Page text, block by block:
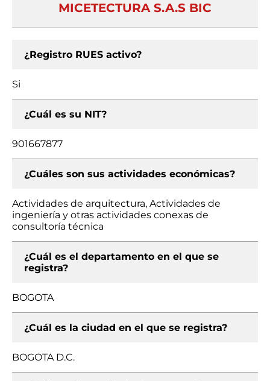
MICETECTURA S.A.S BIC
¿Registro RUES activo?
Si
¿Cuál es su NIT?
901667877
¿Cuáles son sus actividades económicas?
Actividades de arquitectura, Actividades de
ingeniería y otras actividades conexas de
consultoría técnica
¿Cuál es el departamento en el que se
registra?
BOGOTA
¿Cuál es la ciudad en el que se registra?
BOGOTA D.C.